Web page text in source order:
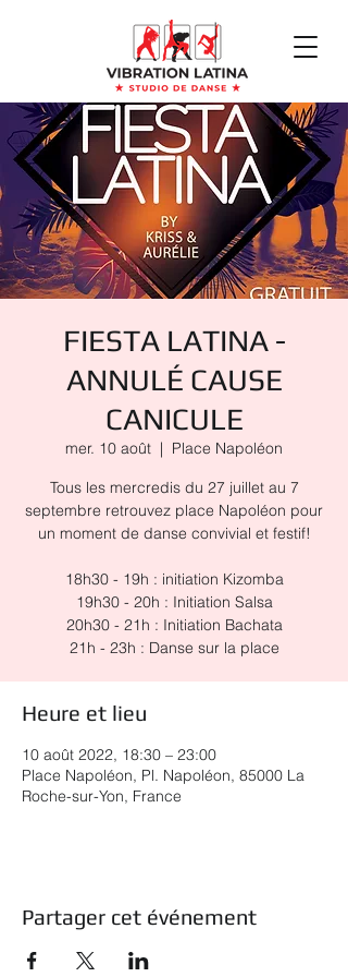
FIESTA LATINA -
ANNULÉ CAUSE
CANICULE
mer. 10 août
  |
Place Napoléon
Tous les mercredis du 27 juillet au 7
septembre retrouvez place Napoléon pour
un moment de danse convivial et festif!
18h30 - 19h : initiation Kizomba
19h30 - 20h : Initiation Salsa
20h30 - 21h : Initiation Bachata
21h - 23h : Danse sur la place
Heure et lieu
10 août 2022, 18:30 – 23:00
Place Napoléon, Pl. Napoléon, 85000 La
Roche-sur-Yon, France
Partager cet événement